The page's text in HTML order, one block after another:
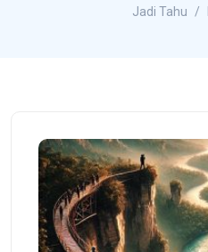
Jadi Tahu